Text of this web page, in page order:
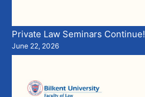
Private Law Seminars Continue!
June 22, 2026